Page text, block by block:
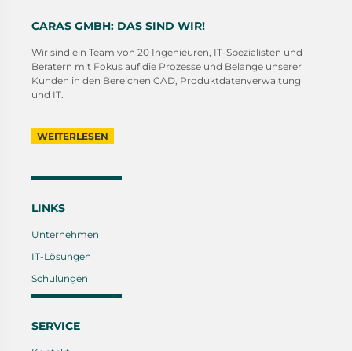
CARAS GMBH: DAS SIND WIR!
Wir sind ein Team von 20 Ingenieuren, IT-Spezialisten und
Beratern mit Fokus auf die Prozesse und Belange unserer
Kunden in den Bereichen CAD, Produktdatenverwaltung
und IT.
WEITERLESEN
LINKS
Unternehmen
IT-Lösungen
Schulungen
SERVICE